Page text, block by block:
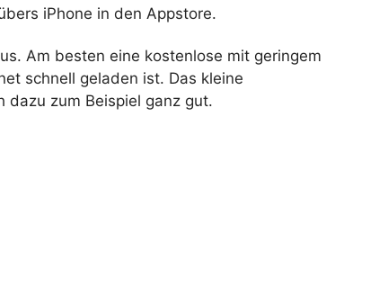
iPhone in den Appstore.
Am besten eine kostenlose mit geringem
schnell geladen ist. Das kleine
dazu zum Beispiel ganz gut.